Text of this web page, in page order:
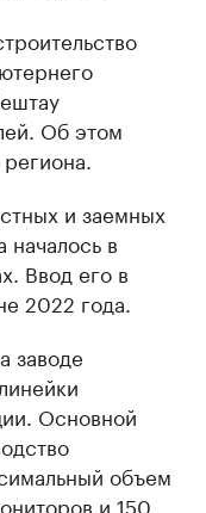
Об этом
и заемных
началось в
Ввод его в
2022 года.
заводе
Основной
объем
и 150